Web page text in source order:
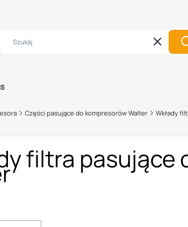
Wyczyść
Części pasujące do kompresorów Walter Wkłady
filtra pasujące